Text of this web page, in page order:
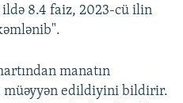
8.4 faiz, 2023-cü ilin
manatın
müəyyən edildiyini bildirir.